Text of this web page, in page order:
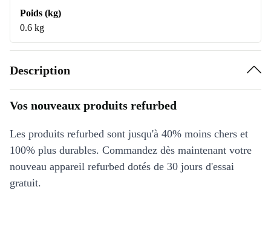
Poids (kg)
0.6 kg
Description
Vos nouveaux produits refurbed
Les produits refurbed sont jusqu'à 40% moins chers et
100% plus durables. Commandez dès maintenant votre
nouveau appareil refurbed dotés de 30 jours d'essai
gratuit.